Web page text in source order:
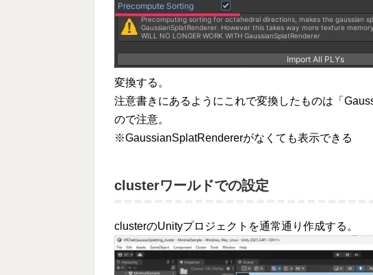
変換する。
注意書きにあるようにこれで変換したものは「
ので注意。
※GaussianSplatRendererがなくても表示できる
clusterワールドでの設定
clusterのUnityプロジェクトを通常通り作成する。